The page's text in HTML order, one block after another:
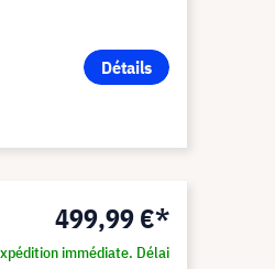
Détails
499,99 €*
immédiate. Délai